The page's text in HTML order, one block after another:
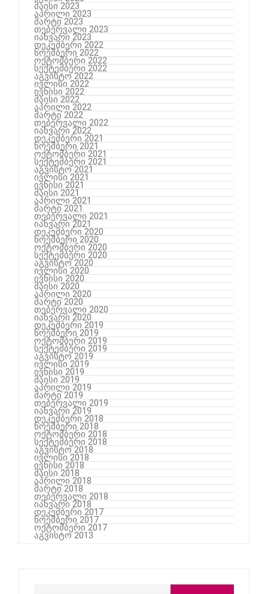
მაისი 2023
აპრილი 2023
მარტი 2023
თებერვალი 2023
იანვარი 2023
დეკემბერი 2022
ნოემბერი 2022
ოქტომბერი 2022
სექტემბერი 2022
აგვისტო 2022
ივლისი 2022
ივნისი 2022
მაისი 2022
აპრილი 2022
მარტი 2022
თებერვალი 2022
იანვარი 2022
დეკემბერი 2021
ნოემბერი 2021
ოქტომბერი 2021
სექტემბერი 2021
აგვისტო 2021
ივლისი 2021
ივნისი 2021
მაისი 2021
აპრილი 2021
მარტი 2021
თებერვალი 2021
იანვარი 2021
დეკემბერი 2020
ნოემბერი 2020
ოქტომბერი 2020
სექტემბერი 2020
აგვისტო 2020
ივლისი 2020
ივნისი 2020
მაისი 2020
აპრილი 2020
მარტი 2020
თებერვალი 2020
იანვარი 2020
დეკემბერი 2019
ნოემბერი 2019
ოქტომბერი 2019
სექტემბერი 2019
აგვისტო 2019
ივლისი 2019
ივნისი 2019
მაისი 2019
აპრილი 2019
მარტი 2019
თებერვალი 2019
იანვარი 2019
დეკემბერი 2018
ნოემბერი 2018
ოქტომბერი 2018
სექტემბერი 2018
აგვისტო 2018
ივლისი 2018
ივნისი 2018
მაისი 2018
აპრილი 2018
მარტი 2018
თებერვალი 2018
იანვარი 2018
დეკემბერი 2017
ნოემბერი 2017
ოქტომბერი 2017
აგვისტო 2013